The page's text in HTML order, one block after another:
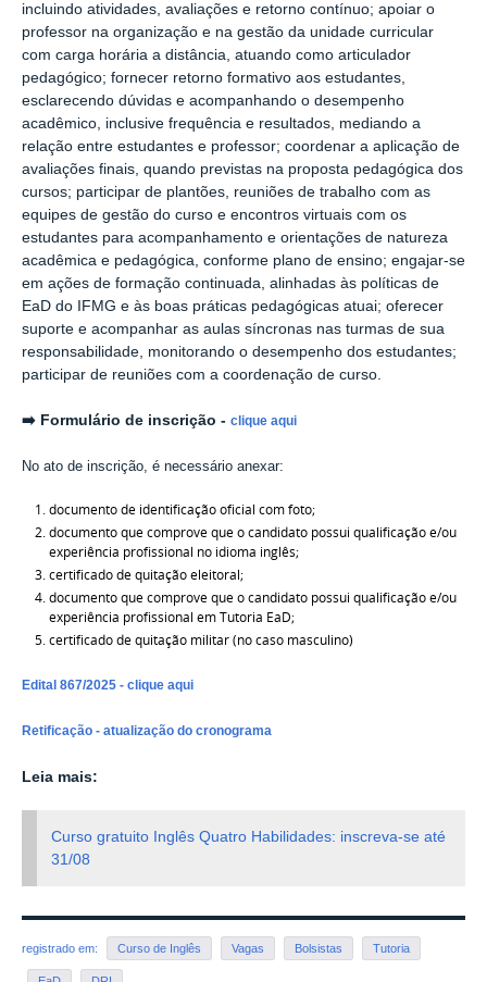
incluindo atividades, avaliações e retorno contínuo; apoiar o
professor na organização e na gestão da unidade curricular
com carga horária a distância, atuando como articulador
pedagógico; fornecer retorno formativo aos estudantes,
esclarecendo dúvidas e acompanhando o desempenho
acadêmico, inclusive frequência e resultados, mediando a
relação entre estudantes e professor; coordenar a aplicação de
avaliações finais, quando previstas na proposta pedagógica dos
cursos; participar de plantões, reuniões de trabalho com as
equipes de gestão do curso e encontros virtuais com os
estudantes para acompanhamento e orientações de natureza
acadêmica e pedagógica, conforme plano de ensino; engajar-se
em ações de formação continuada, alinhadas às políticas de
EaD do IFMG e às boas práticas pedagógicas atuai; oferecer
suporte e acompanhar as aulas síncronas nas turmas de sua
responsabilidade, monitorando o desempenho dos estudantes;
participar de reuniões com a coordenação de curso.
➡️ Formulário de inscrição - clique aqui
No ato de inscrição, é necessário anexar:
documento de identificação oficial com foto;
documento que comprove que o candidato possui qualificação e/ou
experiência profissional no idioma inglês;
certificado de quitação eleitoral;
documento que comprove que o candidato possui qualificação e/ou
experiência profissional em Tutoria EaD;
certificado de quitação militar (no caso masculino)
Edital 867/2025 - clique aqui
Retificação - atualização do cronograma
Leia mais:
Curso gratuito Inglês Quatro Habilidades: inscreva-se até
31/08
registrado em: Curso de Inglês Vagas Bolsistas Tutoria